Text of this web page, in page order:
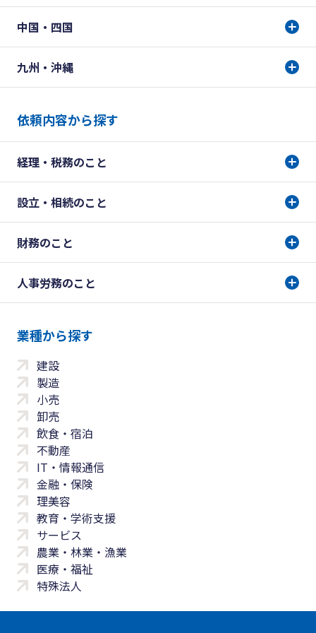
中国・四国
九州・沖縄
依頼内容から探す
経理・税務のこと
設立・相続のこと
財務のこと
人事労務のこと
業種から探す
建設
製造
小売
卸売
飲食・宿泊
不動産
IT・情報通信
金融・保険
理美容
教育・学術支援
サービス
農業・林業・漁業
医療・福祉
特殊法人